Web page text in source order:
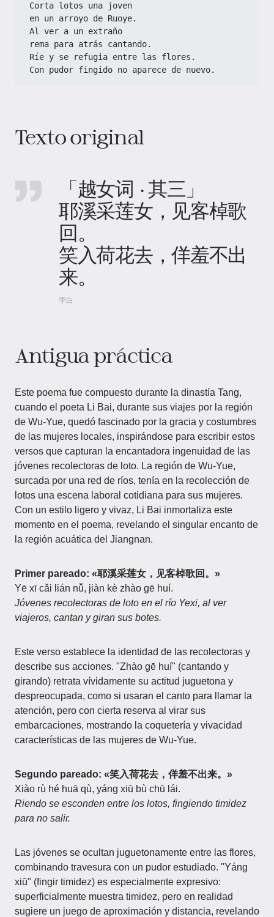
Corta lotos una joven
en un arroyo de Ruoye.
Al ver a un extraño
rema para atrás cantando.
Ríe y se refugia entre las flores.
Con pudor fingido no aparece de nuevo.
Texto original
「越女词 · 其三」
耶溪采莲女，见客棹歌
回。
笑入荷花去，佯羞不出
来。
李白
Antigua práctica
Este poema fue compuesto durante la dinastía Tang,
cuando el poeta Li Bai, durante sus viajes por la región
de Wu-Yue, quedó fascinado por la gracia y costumbres
de las mujeres locales, inspirándose para escribir estos
versos que capturan la encantadora ingenuidad de las
jóvenes recolectoras de loto. La región de Wu-Yue,
surcada por una red de ríos, tenía en la recolección de
lotos una escena laboral cotidiana para sus mujeres.
Con un estilo ligero y vivaz, Li Bai inmortaliza este
momento en el poema, revelando el singular encanto de
la región acuática del Jiangnan.
Primer pareado: «耶溪采莲女，见客棹歌回。»
Yē xī cǎi lián nǚ, jiàn kè zhào gē huí.
Jóvenes recolectoras de loto en el río Yexi, al ver
viajeros, cantan y giran sus botes.
Este verso establece la identidad de las recolectoras y
describe sus acciones. "Zhào gē huí" (cantando y
girando) retrata vívidamente su actitud juguetona y
despreocupada, como si usaran el canto para llamar la
atención, pero con cierta reserva al virar sus
embarcaciones, mostrando la coquetería y vivacidad
características de las mujeres de Wu-Yue.
Segundo pareado: «笑入荷花去，佯羞不出来。»
Xiào rù hé huā qù, yáng xiū bù chū lái.
Riendo se esconden entre los lotos, fingiendo timidez
para no salir.
Las jóvenes se ocultan juguetonamente entre las flores,
combinando travesura con un pudor estudiado. "Yáng
xiū" (fingir timidez) es especialmente expresivo:
superficialmente muestra timidez, pero en realidad
sugiere un juego de aproximación y distancia, revelando